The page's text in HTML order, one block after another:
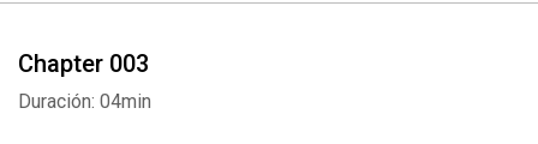
Chapter 003
Duración: 04min